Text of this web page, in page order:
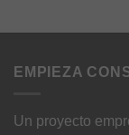
EMPIEZA
Un proyecto